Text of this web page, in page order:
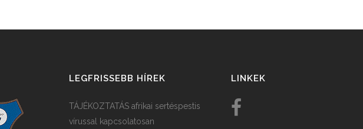
LEGFRISSEBB HÍREK
TÁJÉKOZTATÁS afrikai sertéspestis
vírussal kapcsolatosan
LINKEK